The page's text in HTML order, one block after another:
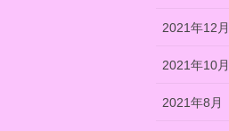
2021年12月
2021年10月
2021年8月